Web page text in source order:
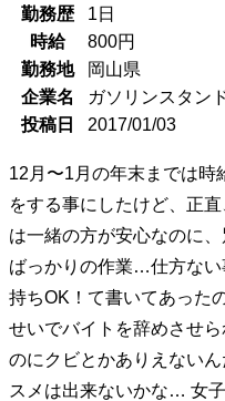
勤務歴
1日
時給
800円
勤務地
岡山県
企業名
ガソリンスタン
投稿日
2017/01/03
12月〜1月の年末までは時
をする事にしたけど、正
は一緒の方が安心なのに
ばっかりの作業…仕方な
持ちOK！て書いてあった
せいでバイトを辞めさせ
のにクビとかありえない
スメは出来ないかな… 女